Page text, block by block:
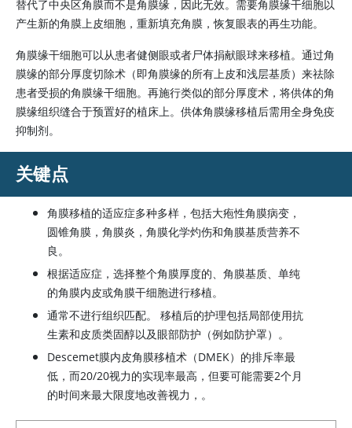
替代了中央区角膜而不是角膜缘，因此无效。需要角膜缘干细胞以
产生新的角膜上皮细胞，重新填充角膜，恢复眼表的再生功能。
角膜缘干细胞可以从患者健侧眼或者尸体捐献眼球来移植。通过角
膜缘的部分厚度切除术（即角膜缘的所有上皮和浅层基质）来祛除
患者受损的角膜缘干细胞。再施行类似的部分厚度术，将供体的角
膜缘组织缝合于预置好的植床上。供体角膜缘移植后需用全身免疫
抑制剂。
关键点
角膜移植的适应症多种多样，包括大疱性角膜病变，
圆锥角膜，角膜炎，角膜化学灼伤和角膜基质营养不
良。
根据适应症，选择整个角膜厚度的、角膜基质、单纯
的角膜内皮或角膜干细胞进行移植。
通常不进行组织匹配。 移植后的护理包括局部使用抗
生素和皮质类固醇以及眼部防护（例如防护罩）。
Descemet膜内皮角膜移植术（DMEK）的排斥率最
低，而20/20视力的实现率最高，但要可能需要2个月
的时间来最大限度地改善视力，。